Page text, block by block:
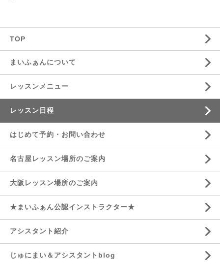
TOP
まいふぁんについて
レッスンメニュー
レッスン日程
はじめて予約・お問い合わせ
名古屋レッスン場所のご案内
大阪レッスン場所のご案内
★まいふぁん公認インストラクター★
アシスタント紹介
じゅにまい＆アシスタントblog